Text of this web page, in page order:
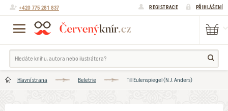
+420 775 281 837 REGISTRACE PŘIHLÁŠENÍ
Hlavní strana Beletrie Till Eulenspiegel (N.J. Anders)